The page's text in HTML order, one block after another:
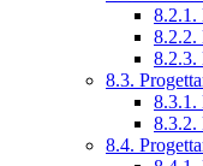
8.2.1.
8.2.2.
8.2.3.
8.3.
8.3.1.
8.3.2.
8.4.